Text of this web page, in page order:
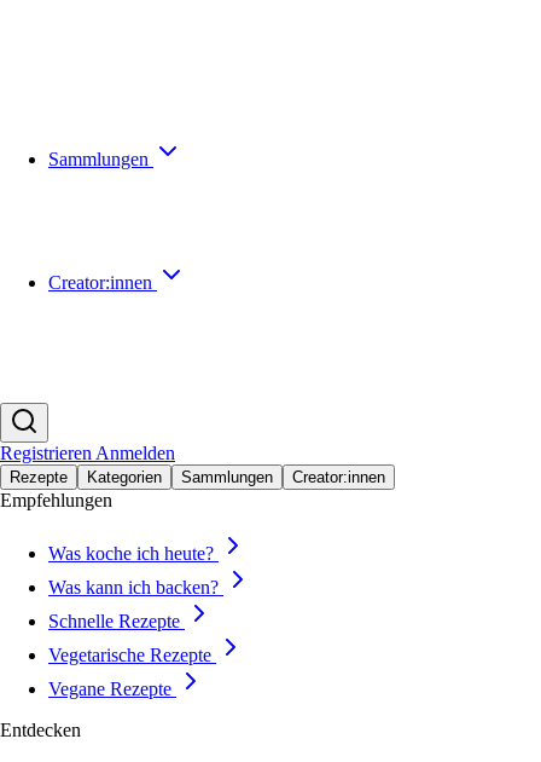
Sammlungen
Creator:innen
Registrieren Anmelden
Rezepte Kategorien Sammlungen Creator:innen
Empfehlungen
Was koche ich heute?
Was kann ich backen?
Schnelle Rezepte
Vegetarische Rezepte
Vegane Rezepte
Entdecken